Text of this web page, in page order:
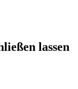
lassen